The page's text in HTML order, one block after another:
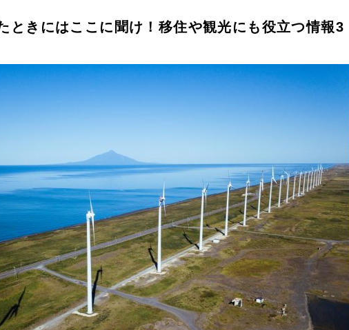
ときにはここに聞け！移住や観光にも役立つ情報3